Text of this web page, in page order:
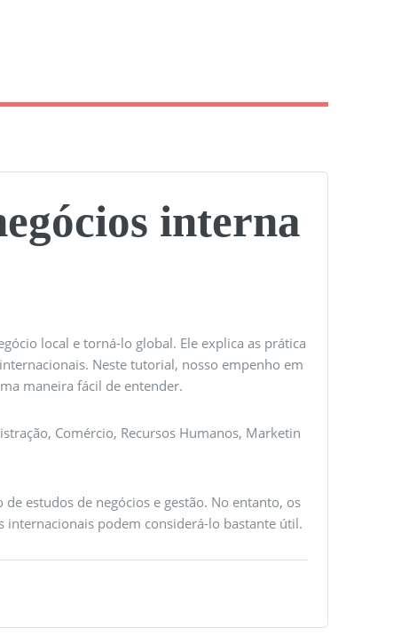
interna
local e torná-lo global. Ele explica as prática
Neste tutorial, nosso empenho em
maneira fácil de entender.
Comércio, Recursos Humanos, Marketin
estudos de negócios e gestão. No entanto, os
internacionais podem considerá-lo bastante útil.